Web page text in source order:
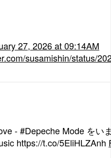
27, 2026 at 09:14AM
susamishin/status/
- #Depeche Mode をい
https://t.co/5EliHLZAnh